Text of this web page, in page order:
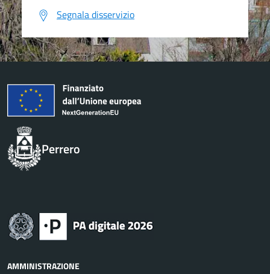
Segnala disservizio
Perrero
AMMINISTRAZIONE